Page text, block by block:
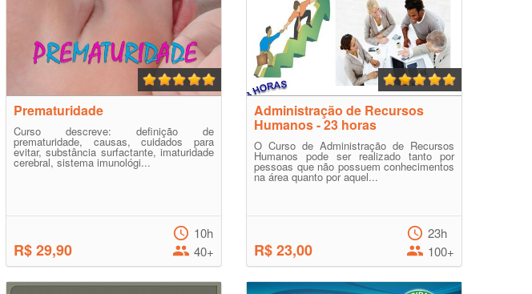
Prematuridade
Curso descreve: definição de
prematuridade, causas, cuidados para
evitar, substância surfactante, imaturidade
cerebral, sistema imunológi...
R$ 29,90
10h
40+
Administração de Recursos
Humanos - 23 horas
O Curso de Administração de Recursos
Humanos pode ser realizado tanto por
pessoas que não possuem conhecimentos
na área quanto por aquel...
R$ 23,00
23h
100+